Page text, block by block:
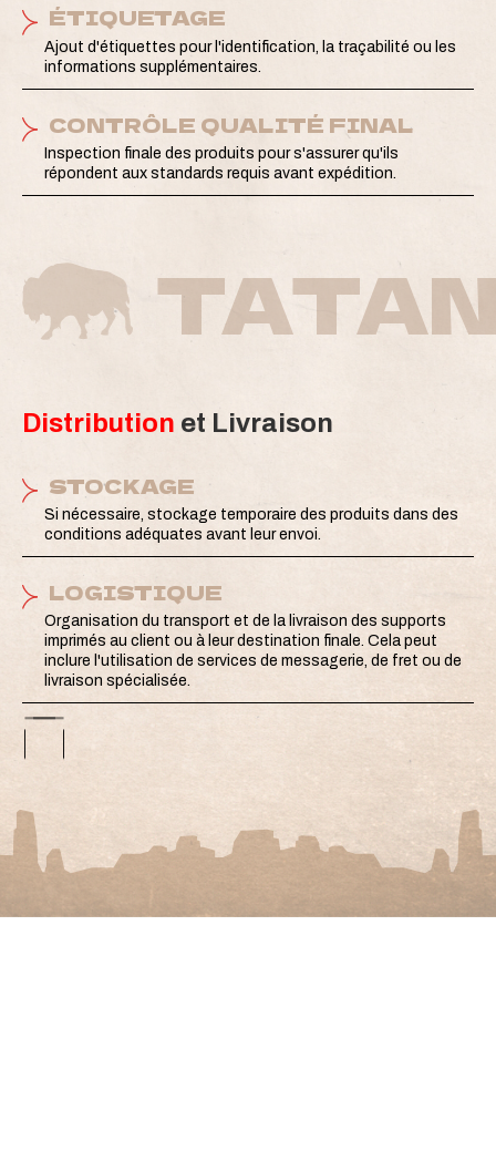
ÉTIQUETAGE
Ajout d'étiquettes pour l'identification, la traçabilité ou les
informations supplémentaires.
CONTRÔLE QUALITÉ FINAL
Inspection finale des produits pour s'assurer qu'ils
répondent aux standards requis avant expédition.
Distribution et Livraison
STOCKAGE
Si nécessaire, stockage temporaire des produits dans des
conditions adéquates avant leur envoi.
LOGISTIQUE
Organisation du transport et de la livraison des supports
imprimés au client ou à leur destination finale. Cela peut
inclure l'utilisation de services de messagerie, de fret ou de
livraison spécialisée.